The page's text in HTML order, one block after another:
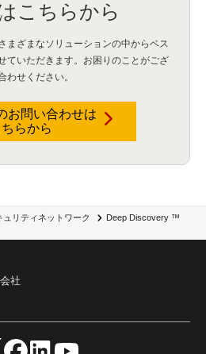
ュリティネットワーク
Deep Discovery ™
こちらから
まざまなソリューションの中からベス
ていただきます。お困りのことがござ
わせください。
お問い合わせは
ちらから
社